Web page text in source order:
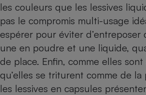
les couleurs que les lessives
pas le compromis multi-usage
espérer pour éviter d’entreposer
une en poudre et une liquide,
de place. Enfin, comme elles
qu’elles se triturent comme de la
les lessives en capsules